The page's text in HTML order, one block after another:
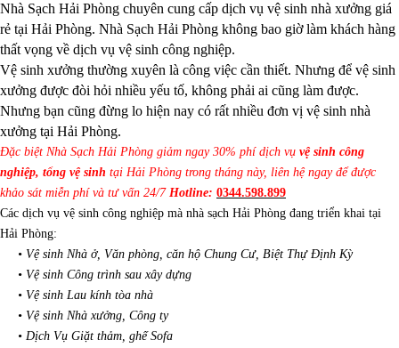
Nhà Sạch Hải Phòng chuyên cung cấp dịch vụ vệ sinh nhà xưởng giá
rẻ tại Hải Phòng. Nhà Sạch Hải Phòng không bao giờ làm khách hàng
thất vọng về dịch vụ vệ sinh công nghiệp.
Vệ sinh xưởng thường xuyên là công việc cần thiết. Nhưng để vệ sinh
xưởng được đòi hỏi nhiều yếu tố, không phải ai cũng làm được.
Nhưng bạn cũng đừng lo hiện nay có rất nhiều đơn vị vệ sinh nhà
xưởng tại Hải Phòng.
Đặc biệt Nhà Sạch Hải Phòng giảm ngay 30% phí dịch vụ vệ sinh công
nghiệp, tổng vệ sinh tại Hải Phòng trong tháng này, liên hệ ngay để được
khảo sát miễn phí và tư vấn 24/7Hotline: 0344.598.899
Các dịch vụ vệ sinh công nghiệp mà nhà sạch Hải Phòng đang triển khai tại
Hải Phòng:
• Vệ sinh Nhà ở, Văn phòng, căn hộ Chung Cư, Biệt Thự Định Kỳ
• Vệ sinh Công trình sau xây dựng
• Vệ sinh Lau kính tòa nhà
• Vệ sinh Nhà xưởng, Công ty
• Dịch Vụ Giặt thảm, ghế Sofa